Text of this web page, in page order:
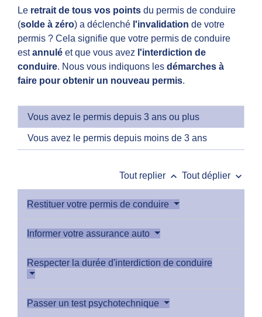
Le retrait de tous vos points du permis de conduire
(solde à zéro) a déclenché l'invalidation de votre
permis ? Cela signifie que votre permis de conduire
estannulé et que vous avez l'interdiction de
conduire. Nous vous indiquons les démarches à
faire pour obtenir un nouveau permis.
Vous avez le permis depuis 3 ans ou plus
Vous avez le permis depuis moins de 3 ans
Tout replier keyboard_arrow_up Tout déplier keyboard_arrow_down
Restituer votre permis de conduire
Informer votre assurance auto
Respecter la durée d'interdiction de conduire
Passer un test psychotechnique